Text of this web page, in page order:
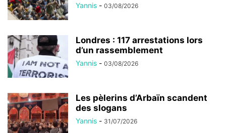
Yannis - 03/08/2026
Londres : 117 arrestations lors
d’un rassemblement
Yannis - 03/08/2026
Les pèlerins d’Arbaïn scandent
des slogans
Yannis - 31/07/2026